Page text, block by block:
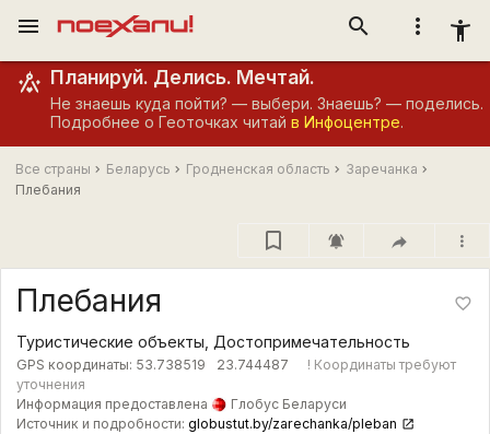
more_vert accessibility_new
search
menu
Планируй. Делись. Мечтай.
Не знаешь куда пойти? — выбери. Знаешь? — поделись.
Подробнее о Геоточках читай в Инфоцентре.
Все страны Беларусь Гродненская область
Заречанка
Плебания
notifications_active more_vert
Плебания favorite_border
Туристические объекты, Достопримечательность
GPS координаты: 53.738519 23.744487
! Координаты требуют
уточнения
Информация предоставлена
Глобус Беларуси
Источник и подробности: globustut.by/zarechanka/pleban